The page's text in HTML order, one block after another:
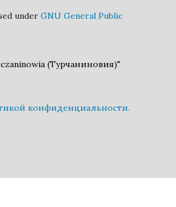
under GNU General Public
(Турчаниновия)"
конфиденциальности.